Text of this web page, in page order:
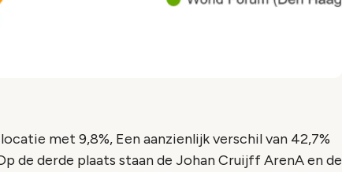
met 9,8%, Een aanzienlijk verschil van 42,7%
de derde plaats staan de Johan Cruijff ArenA en de